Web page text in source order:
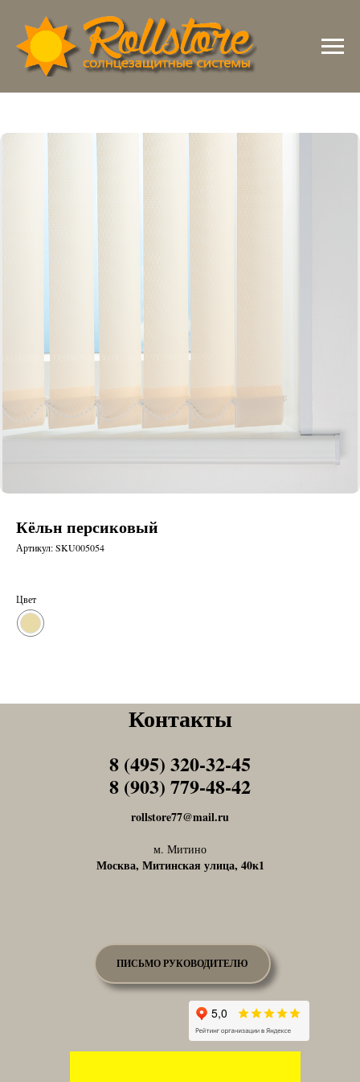
Кёльн персиковый
Артикул:SKU005054
Цвет
Контакты
rollstore77@mail.ru
м. Митино
Москва, Митинская улица, 40к1
8 (495) 320-32-45
8 (903) 779-48-42
Tel1
Tel1
ПИСЬМО РУКОВОДИТЕЛЮ